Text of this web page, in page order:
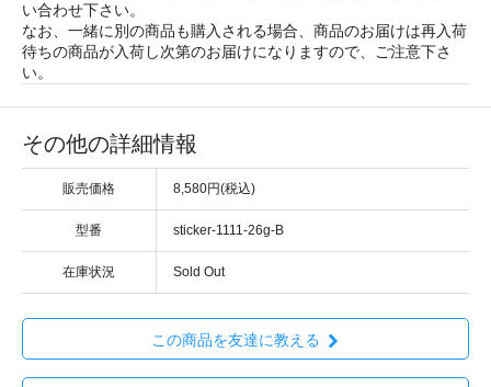
い合わせ下さい。
なお、一緒に別の商品も購入される場合、商品のお届けは再入荷
待ちの商品が入荷し次第のお届けになりますので、ご注意下さ
い。
その他の詳細情報
販売価格 8,580円(税込)
型番 sticker-1111-26g-B
在庫状況 Sold Out
この商品を友達に教える